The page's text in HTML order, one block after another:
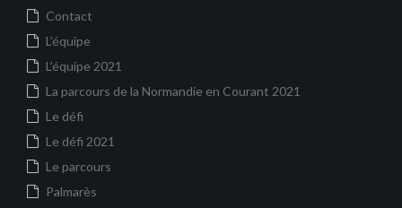
Contact
L’équipe
L’équipe 2021
La parcours de la Normandie en Courant 2021
Le défi
Le défi 2021
Le parcours
Palmarès